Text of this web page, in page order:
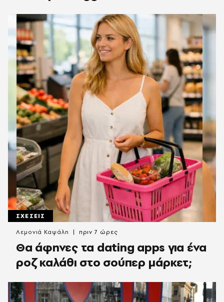
ΣΧΕΣΕΙΣ
Θα άφηνες τα dating apps για ένα
ροζ καλάθι στο σούπερ μάρκετ;
Λεμονιά Καψάλη πριν 7 ώρες